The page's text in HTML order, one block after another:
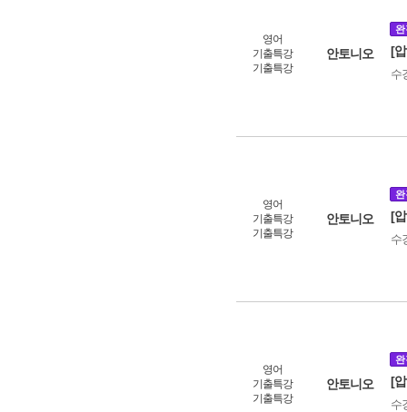
영어
기출특강
기출특강
안토니오
완
[
수
영어
기출특강
기출특강
안토니오
완
[
수
영어
기출특강
기출특강
안토니오
완
[
수